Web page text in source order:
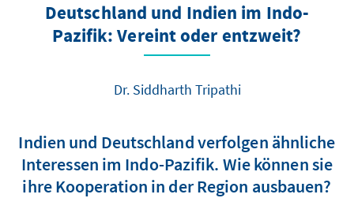
Deutschland und Indien im Indo-
Pazifik: Vereint oder entzweit?
Dr. Siddharth Tripathi
Indien und Deutschland verfolgen ähnliche
Interessen im Indo-Pazifik. Wie können sie
ihre Kooperation in der Region ausbauen?